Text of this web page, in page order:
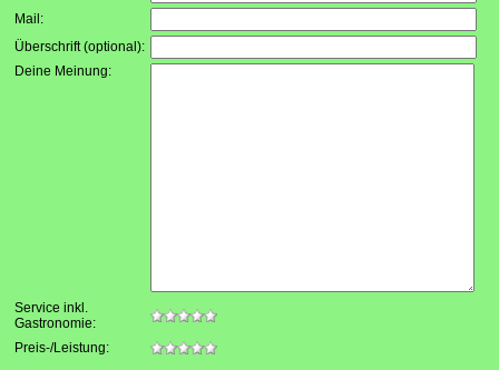
Mail:
Überschrift (optional):
Deine Meinung:
Service inkl.
Gastronomie:
Preis-/Leistung: